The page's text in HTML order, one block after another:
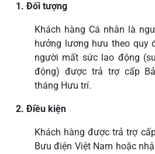
1. Đối tượng
Khách hàng Cá nhân là
hưởng lương hưu theo quy
người mất sức lao động
động) được trả trợ cấp
tháng Hưu trí.
2. Điều kiện
Khách hàng được trả trợ
Bưu điện Việt Nam hoặc